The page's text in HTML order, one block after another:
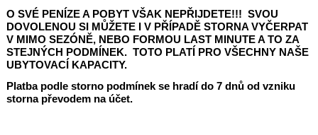
O SVÉ PENÍZE A POBYT VŠAK NEPŘIJDETE!!! SVOU
DOVOLENOU SI MŮŽETE I V PŘÍPADĚ STORNA VYČERPAT
V MIMO SEZÓNĚ, NEBO FORMOU LAST MINUTE A TO ZA
STEJNÝCH PODMÍNEK. TOTO PLATÍ PRO VŠECHNY NAŠE
UBYTOVACÍ KAPACITY.
Platba podle storno podmínek se hradí do 7 dnů od vzniku
storna převodem na účet.